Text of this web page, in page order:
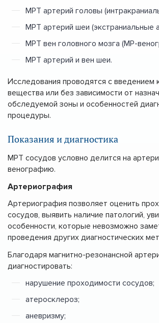
МРТ артерий головы
МРТ артерий шеи (экстраниальные
МРТ вен головного мозга (МР-
МРТ артерий и вен шеи.
Исследования проводятся с введением
вещества или без зависимости от
обследуемой зоны и особенностей
процедуры.
Показания и диагностика
МРТ сосудов условно делится на
венографию.
Артериография
Артериография позволяет оценить
сосудов, выявить наличие патологий,
особенности, которые невозможно
проведения других диагностических
Благодаря магнитно-резонансной
диагностировать:
нарушение проходимости сосудов;
атеросклероз;
аневризму;